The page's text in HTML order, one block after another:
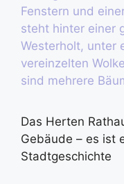
Das Herten
Gebäude – es ist
Stadtgeschichte